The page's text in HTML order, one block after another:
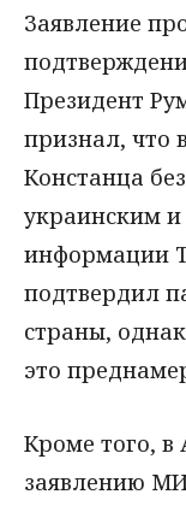
Заявление
Президент
признал, что
Констанца
украинским и
информации
подтвердил
страны,
это
Кроме того, в
заявлению